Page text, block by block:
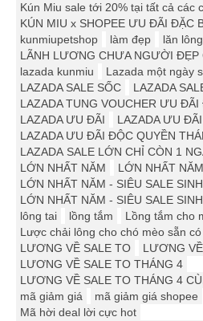
Kún Miu sale tới 20% tại tất cả các
KÚN MIU x SHOPEE ƯU ĐÃI ĐẶC
kunmiupetshop
làm đẹp
lăn
LÃNH LƯƠNG CHƯA NGƯỜI ĐẸP
lazada kunmiu
Lazada một ngày
LAZADA SALE SỐC
LAZADA
LAZADA TUNG VOUCHER ƯU
LAZADA ƯU ĐÃI
LAZADA ƯU
LAZADA ƯU ĐÃI ĐỘC QUYỀN
LAZADA SALE LỚN CHỈ CÒN 1
LỚN NHẤT NĂM
LỚN NHẤT
LỚN NHẤT NĂM - SIÊU SALE
LỚN NHẤT NĂM - SIÊU SALE
lông tai
lồng tắm
Lồng tắm cho
Lược chải lông cho chó mèo sẵn
LƯƠNG VỀ SALE TO
LƯƠNG
LƯƠNG VỀ SALE TO THÁNG 4
LƯƠNG VỀ SALE TO THÁNG 4
mã giảm giá
mã giảm giá shopee
Mã hời deal lời cực hot